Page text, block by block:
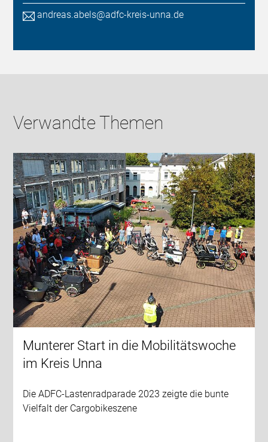
andreas.abels@adfc-kreis-unna.de
Verwandte Themen
Munterer Start in die Mobilitätswoche
im Kreis Unna
Die ADFC-Lastenradparade 2023 zeigte die bunte
Vielfalt der Cargobikeszene